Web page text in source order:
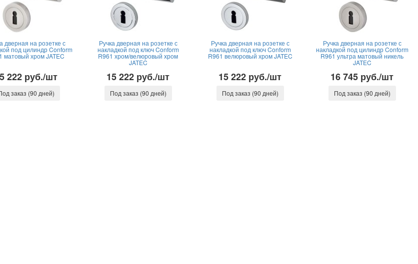
дверная на розетке с
под цилиндр Conform
матовый хром JATEC
222 руб./шт
заказ (90 дней)
Ручка дверная на розетке с
накладкой под ключ Conform
R961 хром/велюровый хром
JATEC
15 222 руб./шт
Под заказ (90 дней)
Ручка дверная на розетке с
накладкой под ключ Conform
R961 велюровый хром JATEC
15 222 руб./шт
Под заказ (90 дней)
Ручка дверная на розетке с
накладкой под цилиндр Conform
R961 ультра матовый никель
JATEC
16 745 руб./шт
Под заказ (90 дней)